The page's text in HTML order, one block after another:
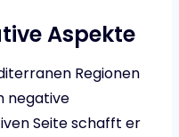
Aspekte
Regionen
negative
Seite schafft er